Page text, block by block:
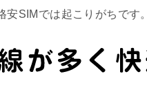
SIMでは起こりがちです。